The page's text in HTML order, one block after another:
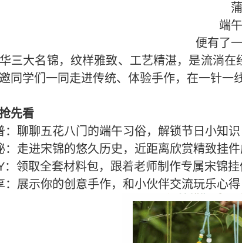
端
便有了
三大名锦，纹样雅致、工艺精湛，是流淌
同学们一同走进传统、体验手作，在一针一
先看
：聊聊五花八门的端午习俗，解锁节日小知识
：走进宋锦的悠久历史，近距离欣赏精致挂
：领取全套材料包，跟着老师制作专属宋锦挂
：展示你的创意手作，和小伙伴交流玩乐心得